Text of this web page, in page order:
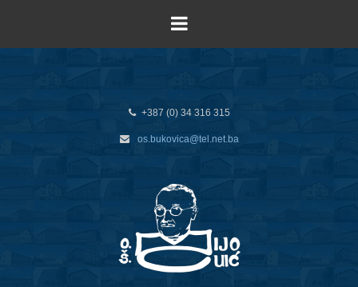
+387 (0) 34 316 315
os.bukovica@tel.net.ba